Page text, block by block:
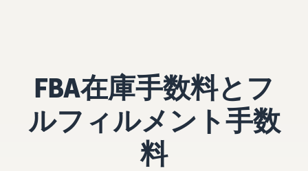
FBA在庫手数料とフ
ルフィルメント手数
料